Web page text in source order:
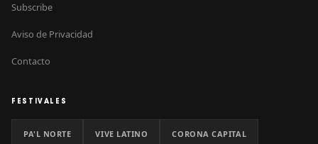
Subscribe
Aviso de Privacidad
Contacto
FESTIVALES
PA'L NORTE VIVE LATINO CORONA CAPITAL